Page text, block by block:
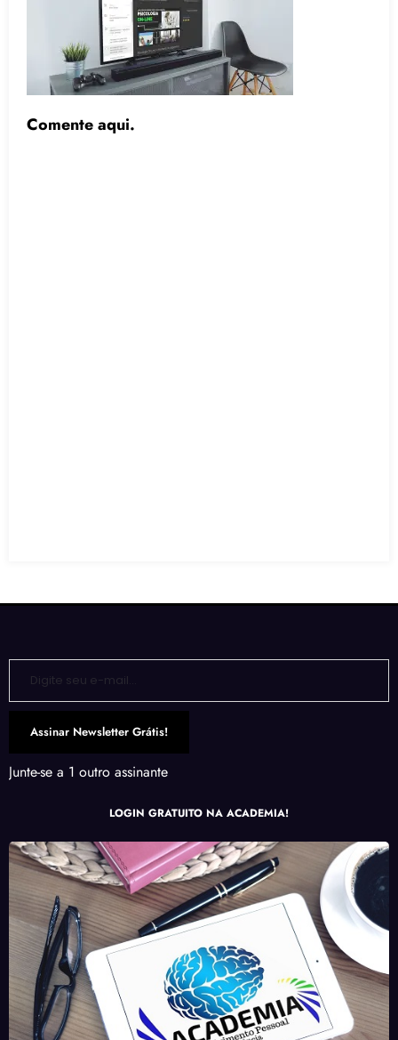
Comente aqui.
Digite seu e-mail…
Assinar Newsletter Grátis!
Junte-se a 1 outro assinante
LOGIN GRATUITO NA ACADEMIA!